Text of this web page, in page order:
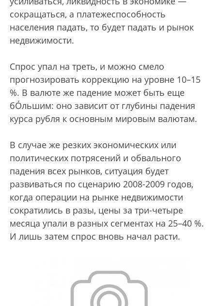
сокращаться, а платежеспособность
населения падать, то будет падать и рынок
недвижимости.
Спрос упал на треть, и можно смело
прогнозировать коррекцию на уровне 10–15
%. В валюте же падение может быть еще
бÓльшим: оно зависит от глубины падения
курса рубля к основным мировым валютам.
В случае же резких экономических или
политических потрясений и обвального
падения всех рынков, ситуация будет
развиваться по сценарию 2008-2009 годов,
когда операции на рынке недвижимости
сократились в разы, цены за три-четыре
месяца упали в разных сегментах на 25–40 %.
И лишь затем спрос вновь начал расти.